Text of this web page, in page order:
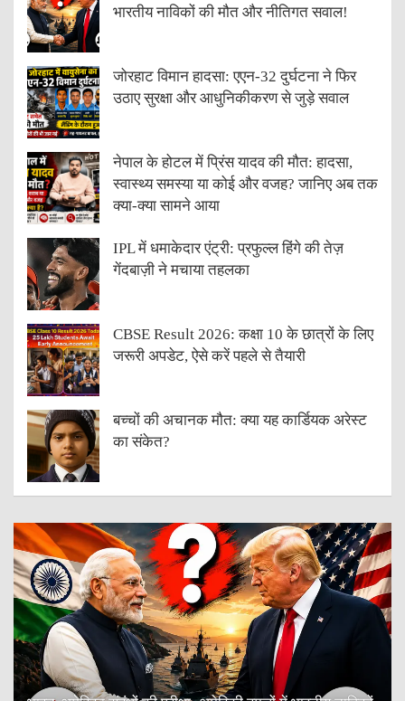
भारतीय नाविकों की मौत और नीतिगत सवाल!
जोरहाट विमान हादसा: एएन-32 दुर्घटना ने फिर
उठाए सुरक्षा और आधुनिकीकरण से जुड़े सवाल
नेपाल के होटल में प्रिंस यादव की मौत: हादसा,
स्वास्थ्य समस्या या कोई और वजह? जानिए अब तक
क्या-क्या सामने आया
IPL में धमाकेदार एंट्री: प्रफुल्ल हिंगे की तेज़
गेंदबाज़ी ने मचाया तहलका
CBSE Result 2026: कक्षा 10 के छात्रों के लिए
जरूरी अपडेट, ऐसे करें पहले से तैयारी
बच्चों की अचानक मौत: क्या यह कार्डियक अरेस्ट
का संकेत?